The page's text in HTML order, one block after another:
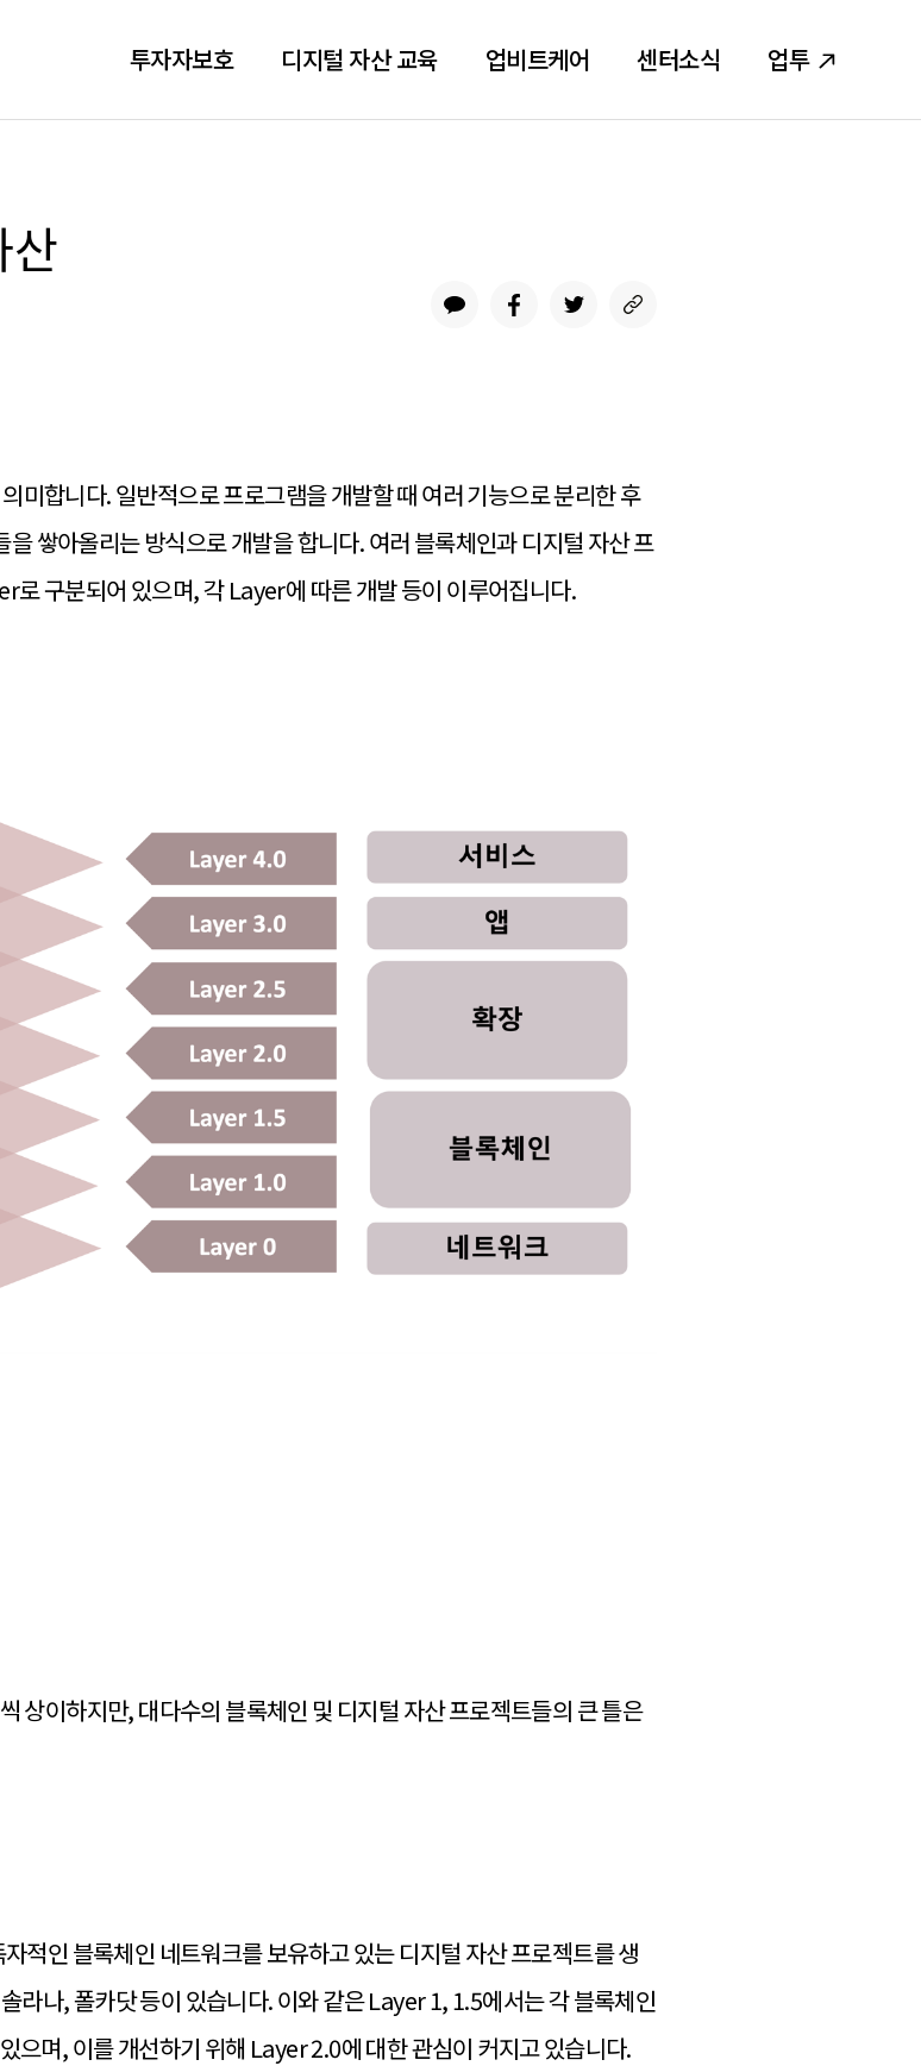
투자자보호 디지털 자산 교육 업비트케어 센터소식 업투
미합니다. 일반적으로 프로그램을 개발할 때 여러 기능으로 분리한 후
쌓아올리는 방식으로 개발을 합니다. 여러 블록체인과 디지털 자산 프
로 구분되어 있으며, 각 Layer에 따른 개발 등이 이루어집니다.
상이하지만, 대다수의 블록체인 및 디지털 자산 프로젝트들의 큰 틀은
적인 블록체인 네트워크를 보유하고 있는 디지털 자산 프로젝트를 생
라나, 폴카닷 등이 있습니다. 이와 같은 Layer 1, 1.5에서는 각 블록체인
으며, 이를 개선하기 위해 Layer 2.0에 대한 관심이 커지고 있습니다.